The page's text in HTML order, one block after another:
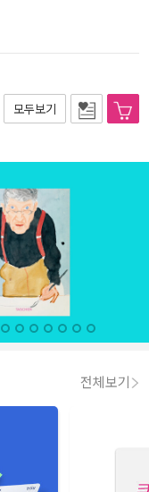
모두보기
전체보기